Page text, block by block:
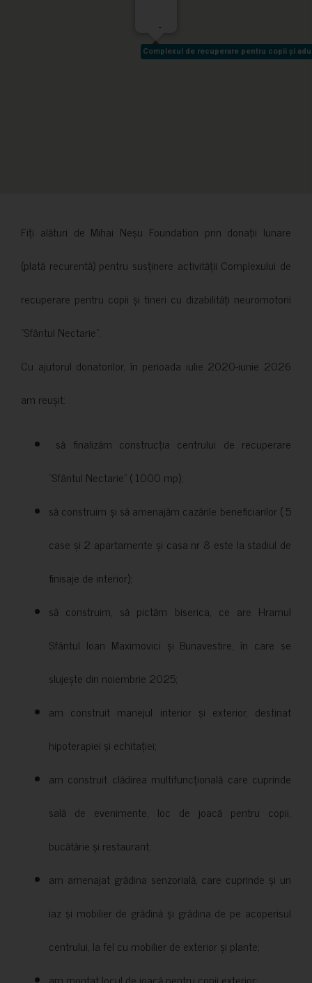
Complexul de recuperare pentru copii și
Complexul de recuperare pentru copii și
-
Fiți alături de Mihai Neșu Foundation prin donații lunare
(plată recurentă) pentru susținere activității Complexului de
recuperare pentru copii și tineri cu dizabilități neuromotorii
”Sfântul Nectarie”.
Cu ajutorul donatorilor, în perioada iulie 2020-iunie 2026
am reușit:
să finalizăm construcția centrului de recuperare
”Sfântul Nectarie” ( 1000 mp);
să construim și să amenajăm cazările beneficiarilor ( 5
case și 2 apartamente și casa nr 8 este la stadiul de
finisaje de interior);
să construim, să pictăm biserica, ce are Hramul
Sfântul Ioan Maximovici și Bunavestire, în care se
slujește din noiembrie 2025;
am construit manejul interior și exterior, destinat
hipoterapiei și echitației;
am construit clădirea multifuncțională care cuprinde
sală de evenimente, loc de joacă pentru copii,
bucătărie și restaurant;
am amenajat grădina senzorială, care cuprinde și un
iaz și mobilier de grădină și grădina de pe acoperisul
centrului, la fel cu mobilier de exterior și plante;